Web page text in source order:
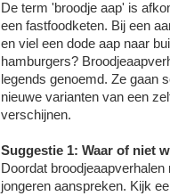
De term 'broodje aap' is
een fastfoodketen. Bij een
en viel een dode aap naar
hamburgers?
legends genoemd. Ze gaan
nieuwe varianten van een
verschijnen.
Suggestie 1: Waar of niet
Doordat
jongeren aanspreken. Kijk